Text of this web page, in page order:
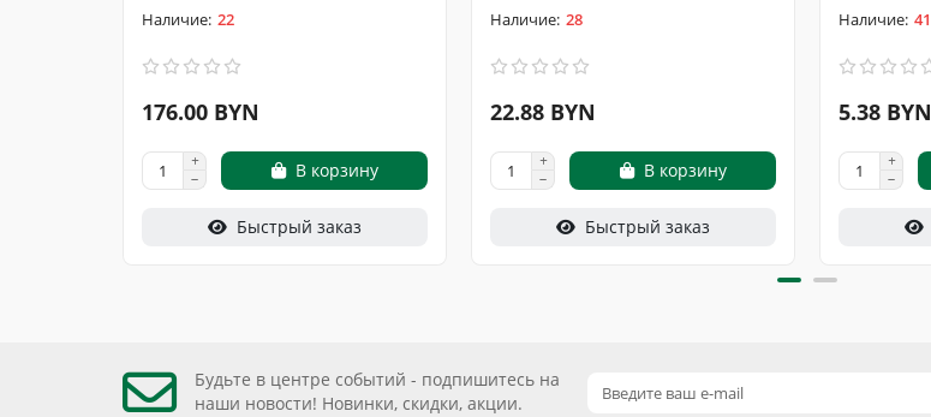
22
176.00 BYN
В корзину
Быстрый заказ
28
22.88 BYN
В корзину
Быстрый заказ
41
5.38 BYN
Будьте в центре событий - подпишитесь на
наши новости! Новинки, скидки, акции.